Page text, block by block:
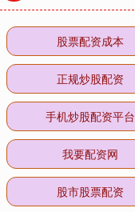
股票配资成本
正规炒股配资
手机炒股配资平台
我要配资网
股市股票配资